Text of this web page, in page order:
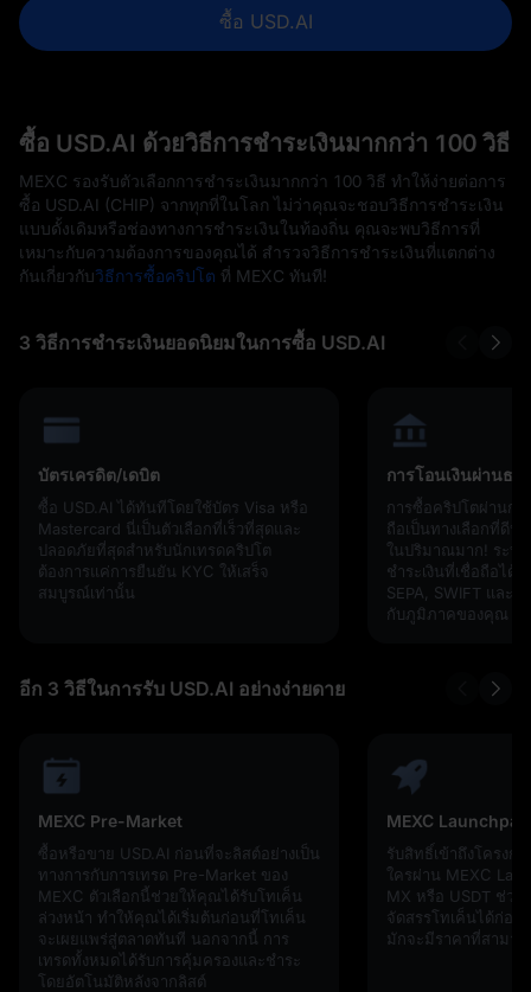
ซื้อ USD.AI
ซื้อ USD.AI ด้วยวิธีการชำระเงินมากกว่า 100 วิธี
MEXC รองรับตัวเลือกการชำระเงินมากกว่า 100 วิธี ทำให้ง่ายต่อการ
ซื้อ USD.AI (CHIP) จากทุกที่ในโลก ไม่ว่าคุณจะชอบวิธีการชำระเงิน
แบบดั้งเดิมหรือช่องทางการชำระเงินในท้องถิ่น คุณจะพบวิธีการที่
เหมาะกับความต้องการของคุณได้ สำรวจวิธีการชำระเงินที่แตกต่าง
กันเกี่ยวกับวิธีการซื้อคริปโต ที่ MEXC ทันที!
3 วิธีการชำระเงินยอดนิยมในการซื้อ USD.AI
บัตรเครดิต/เดบิต
ซื้อ USD.AI ได้ทันทีโดยใช้บัตร Visa หรือ
Mastercard นี่เป็นตัวเลือกที่เร็วที่สุดและ
ปลอดภัยที่สุดสำหรับนักเทรดคริปโต
ต้องการแค่การยืนยัน KYC ให้เสร็จ
สมบูรณ์เท่านั้น
การโอนเงินผ่านธน
การซื้อคริปโตผ่านกา
ถือเป็นทางเลือกที่ดีห
ในปริมาณมาก! ระบบ
ชำระเงินที่เชื่อถือได้
SEPA, SWIFT และ
กับภูมิภาคของคุณ
อีก 3 วิธีในการรับ USD.AI อย่างง่ายดาย
MEXC Pre-Market
ซื้อหรือขาย USD.AI ก่อนที่จะลิสต์อย่างเป็น
ทางการกับการเทรด Pre-Market ของ
MEXC ตัวเลือกนี้ช่วยให้คุณได้รับโทเค็น
ล่วงหน้า ทำให้คุณได้เริ่มต้นก่อนที่โทเค็น
จะเผยแพร่สู่ตลาดทันที นอกจากนี้ การ
เทรดทั้งหมดได้รับการคุ้มครองและชำระ
โดยอัตโนมัติหลังจากลิสต์
MEXC Launchpad
รับสิทธิ์เข้าถึงโครงก
ใครผ่าน MEXC
MX หรือ USDT ช่ว
จัดสรรโทเค็นได้ก่อน
มักจะมีราคาที่สามา